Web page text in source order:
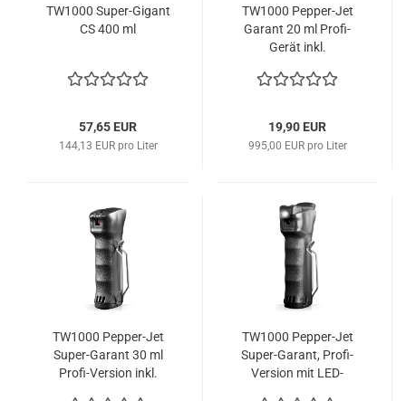
TW1000 Super-Gigant
CS 400 ml
57,65 EUR
144,13 EUR pro Liter
TW1000 Pepper-Jet
Garant 20 ml Profi-
Gerät inkl.
Patrone
19,90 EUR
995,00 EUR pro Liter
TW1000 Pepper-Jet
Super-Garant 30 ml
Profi-Version inkl.
TW1000 Pepper-Jet
Super-Garant, Profi-
Version mit LED-